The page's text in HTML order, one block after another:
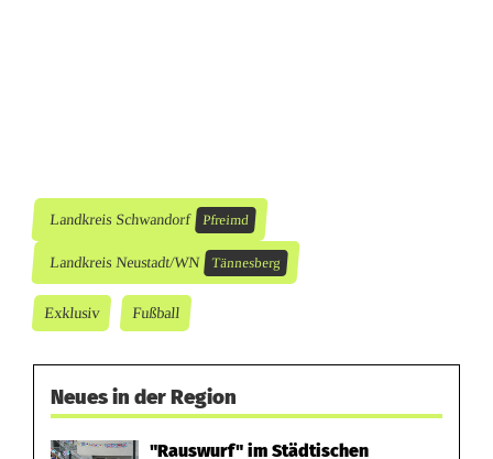
Landkreis Schwandorf Pfreimd
Landkreis Neustadt/WN Tännesberg
Exklusiv Fußball
Neues in der Region
"Rauswurf" im Städtischen